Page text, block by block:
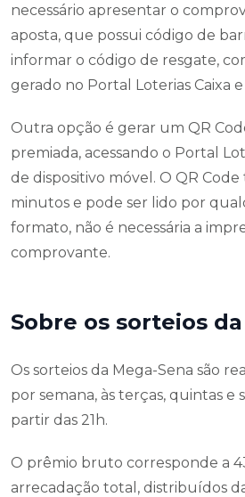
necessário apresentar o
aposta, que possui código de
informar o código de resgate,
gerado no Portal Loterias Caixa
Outra opção é gerar um QR
premiada, acessando o Portal
de dispositivo móvel. O QR
minutos e pode ser lido por
formato, não é necessária a
comprovante.
Sobre os sorteios
Os sorteios da Mega-Sena são
por semana, às terças, quintas e
partir das 21h.
O prêmio bruto corresponde a
arrecadação total, distribuídos